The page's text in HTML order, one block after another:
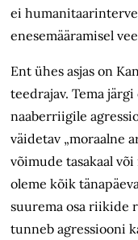
ei
enesemääramisel
Ent ühes asjas on
teedrajav. Tema
naaberriigile
väidetav „moraalne
võimude tasakaal
oleme kõik
suurema osa riikide
tunneb agressiooni